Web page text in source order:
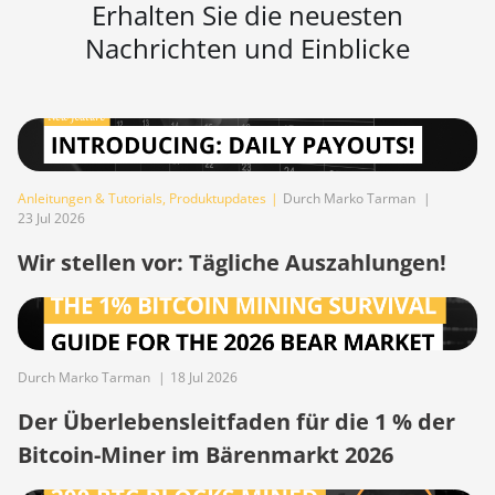
BITMAIN AntMiner
S21 Immersion
BITMAIN AntMiner
S21 Pro
BITMAIN AntMiner
S21 XP (270Th)
S21 XP Hyd (473Th)
BITMAIN AntMiner
S21 XP Immersion
(300Th)
S21 XP+ Hyd (500Th)
BITMAIN AntMiner
Erhalten Sie die neuesten
Nachrichten und Einblicke
Anleitungen & Tutorials, Produktupdates | Durch Marko Tarman |
23 Jul 2026
Wir stellen vor: Tägliche Auszahlungen!
Durch Marko Tarman | 18 Jul 2026
Der Überlebensleitfaden für die 1 % der
Bitcoin-Miner im Bärenmarkt 2026